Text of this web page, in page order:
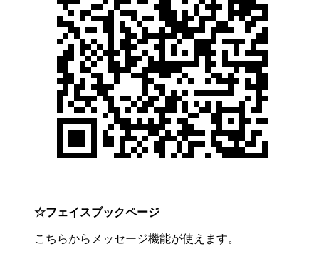
☆フェイスブックページ
こちらからメッセージ機能が使えます。